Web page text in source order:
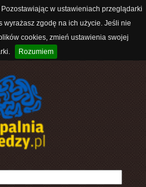
w ustawieniach przeglądarki
wyrażasz zgodę na ich użycie. Jeśli nie
cookies, zmień ustawienia swojej
Rozumiem